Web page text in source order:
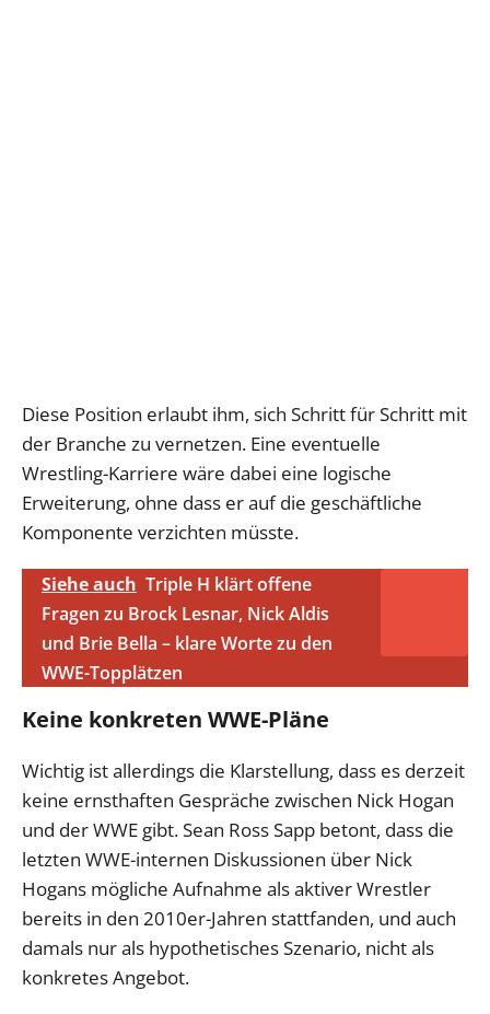
Diese Position erlaubt ihm, sich Schritt für Schritt mit
der Branche zu vernetzen. Eine eventuelle
Wrestling-Karriere wäre dabei eine logische
Erweiterung, ohne dass er auf die geschäftliche
Komponente verzichten müsste.
Siehe auch Triple H klärt offene
Fragen zu Brock Lesnar, Nick Aldis
und Brie Bella – klare Worte zu den
WWE-Topplätzen
Keine konkreten WWE-Pläne
Wichtig ist allerdings die Klarstellung, dass es derzeit
keine ernsthaften Gespräche zwischen Nick Hogan
und der WWE gibt. Sean Ross Sapp betont, dass die
letzten WWE-internen Diskussionen über Nick
Hogans mögliche Aufnahme als aktiver Wrestler
bereits in den 2010er-Jahren stattfanden, und auch
damals nur als hypothetisches Szenario, nicht als
konkretes Angebot.